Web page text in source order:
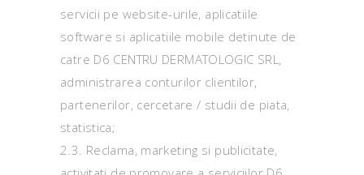
servicii pe website-urile, aplicatiile
software si aplicatiile mobile detinute de
catre D6 CENTRU DERMATOLOGIC SRL,
administrarea conturilor clientilor,
partenerilor, cercetare / studii de piata,
statistica;
2.3. Reclama, marketing si publicitate,